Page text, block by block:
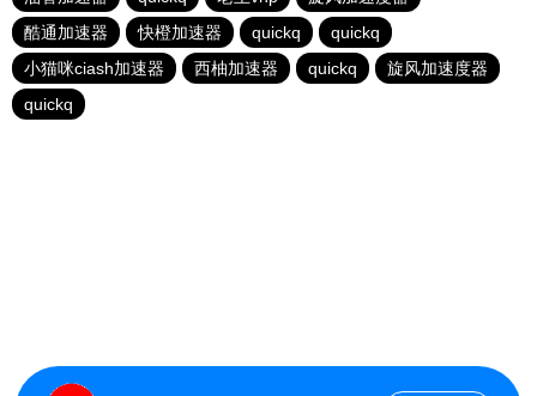
酷通加速器
快橙加速器 quickq
quickq
小猫咪ciash加速器
西柚加速器 quickq
旋风加速度器
quickq